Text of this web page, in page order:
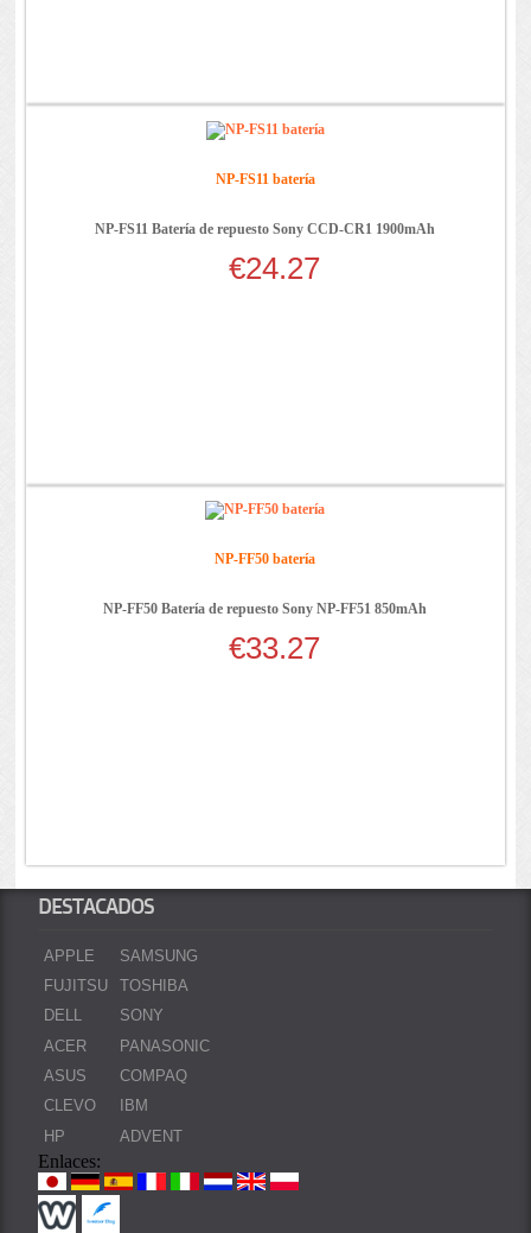
NP-FS11 batería
NP-FS11 Batería de repuesto Sony CCD-CR1 1900mAh
€24.27
NP-FF50 batería
NP-FF50 Batería de repuesto Sony NP-FF51 850mAh
€33.27
DESTACADOS
APPLE
FUJITSU
DELL
ACER
ASUS
CLEVO
HP
SAMSUNG
TOSHIBA
SONY
PANASONIC
COMPAQ
IBM
ADVENT
Enlaces: